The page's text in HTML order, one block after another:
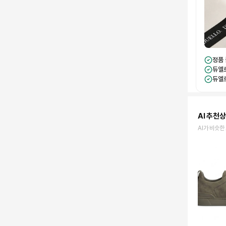
정품
듀엘
듀엘
AI 추천
AI가 비슷한